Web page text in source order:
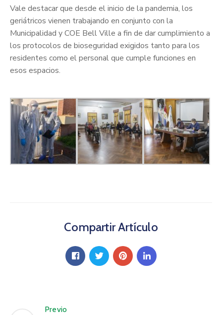
Vale destacar que desde el inicio de la pandemia, los
geriátricos vienen trabajando en conjunto con la
Municipalidad y COE Bell Ville a fin de dar cumplimiento a
los protocolos de bioseguridad exigidos tanto para los
residentes como el personal que cumple funciones en
esos espacios.
Compartir Artículo
Previo